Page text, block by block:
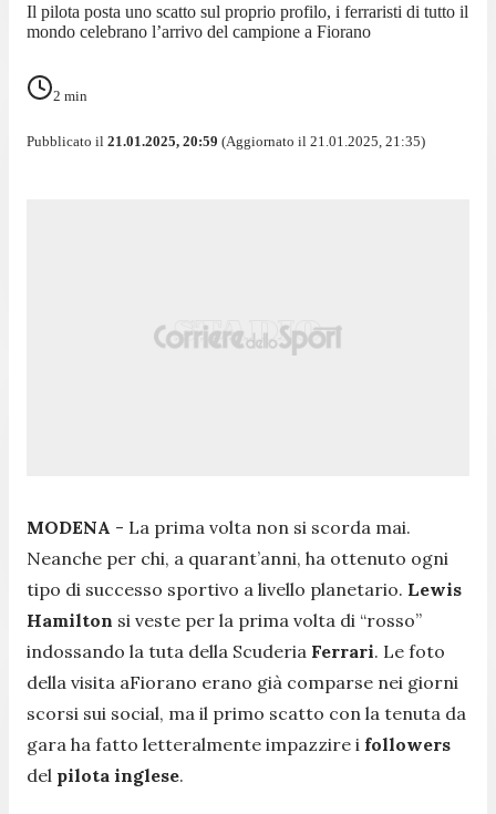
Il pilota posta uno scatto sul proprio profilo, i ferraristi di tutto il
mondo celebrano l’arrivo del campione a Fiorano
2 min
Pubblicato il 21.01.2025, 20:59 (Aggiornato il 21.01.2025, 21:35)
MODENA - La prima volta non si scorda mai.
Neanche per chi, a quarant’anni, ha ottenuto ogni
tipo di successo sportivo a livello planetario. Lewis
Hamilton si veste per la prima volta di “rosso”
indossando la tuta della Scuderia Ferrari. Le foto
della visita aFiorano erano già comparse nei giorni
scorsi sui social, ma il primo scatto con la tenuta da
gara ha fatto letteralmente impazzire i followers
del pilota inglese.